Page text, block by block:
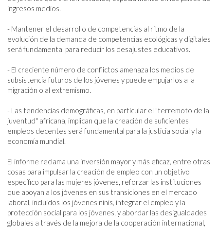
ingresos medios.
- Mantener el desarrollo de competencias al ritmo de la
evolución de la demanda de competencias ecológicas y digitales
será fundamental para reducir los desajustes educativos.
- El creciente número de conflictos amenaza los medios de
subsistencia futuros de los jóvenes y puede empujarlos a la
migración o al extremismo.
- Las tendencias demográficas, en particular el "terremoto de la
juventud" africana, implican que la creación de suficientes
empleos decentes será fundamental para la justicia social y la
economía mundial.
El informe reclama una inversión mayor y más eficaz, entre otras
cosas para impulsar la creación de empleo con un objetivo
específico para las mujeres jóvenes, reforzar las instituciones
que apoyan a los jóvenes en sus transiciones en el mercado
laboral, incluidos los jóvenes ninis, integrar el empleo y la
protección social para los jóvenes, y abordar las desigualdades
globales a través de la mejora de la cooperación internacional,